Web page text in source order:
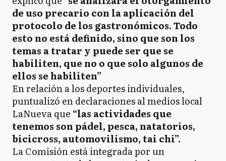
de uso precario con la aplicación del
protocolo de los gastronómicos. Todo
esto no está definido, sino que son los
temas a tratar y puede ser que se
habiliten, que no o que solo algunos de
ellos se habiliten”
En relación a los deportes individuales,
puntualizó en declaraciones al medios local
LaNueva que “las actividades que
tenemos son pádel, pesca, natatorios,
bicicross, automovilismo, tai chi”.
La Comisión está integrada por un